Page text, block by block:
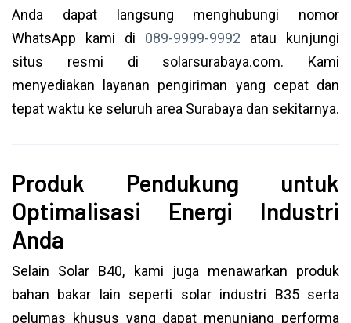
Anda dapat langsung menghubungi nomor
WhatsApp kami di 089-9999-9992 atau kunjungi
situs resmi di solarsurabaya.com. Kami
menyediakan layanan pengiriman yang cepat dan
tepat waktu ke seluruh area Surabaya dan sekitarnya.
Produk Pendukung untuk
Optimalisasi Energi Industri
Anda
Selain Solar B40, kami juga menawarkan produk
bahan bakar lain seperti solar industri B35 serta
pelumas khusus yang dapat menunjang performa